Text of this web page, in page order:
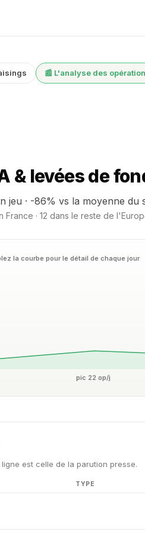
📰 L'analyse des
& levées de
jeu · -86% vs la moyenne du
France · 12 dans le reste de
la courbe pour le détail de chaque jour
pic 22 op/j
est celle de la parution presse.
TYPE